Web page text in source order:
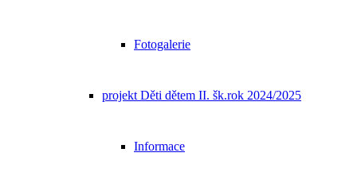
Fotogalerie
projekt Děti dětem II. šk.rok 2024/2025
Informace